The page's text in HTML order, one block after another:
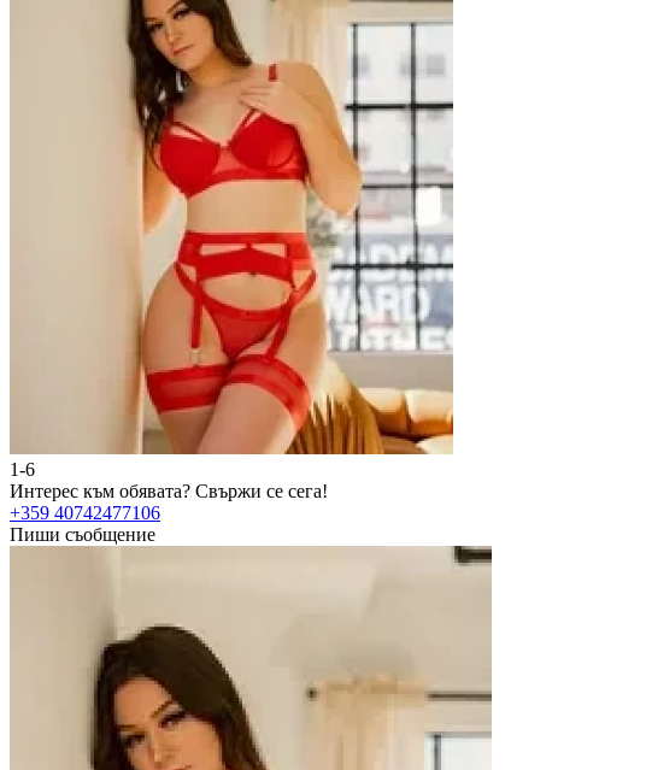
1-6
Интерес към обявата? Свържи се сега!
+359 40742477106
Пиши съобщение